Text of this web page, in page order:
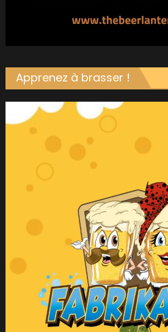
Apprenez à brasser !